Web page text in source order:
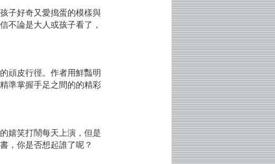
子好奇又愛搗蛋的模樣與
不論是大人或孩子看了，
頑皮行徑。作者用鮮豔明
準掌握手足之間的的精彩
嬉笑打鬧每天上演，但是
，你是否想起誰了呢？